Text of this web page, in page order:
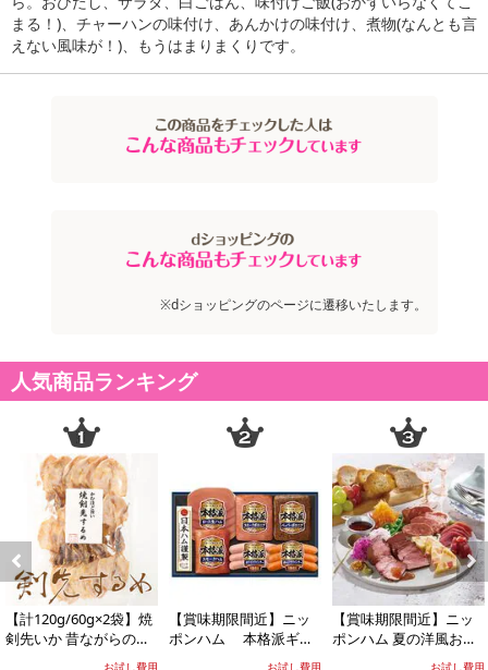
お申込みの際は 「商品情報」に記載されている「注意事項」を
必ずご確認ください。
※お申込み後のキャンセルはお受けできません。
記載されている内容を必ずご確認いただき、お届けする商品セット
また、[新たな加工食品の原料原産地表示制度]の経過措置期間の終
によるお申込み後のキャンセル・返品交換は対応いたしかねます。
【お支払いについて】
※送料はお試し費用に含まれております。
※お支払い方法は、電話料金合算払い、クレジットカード、dポイン
トの利用となります。
【発送・お届け・商品について】
※お申込み頂きました商品の同梱、お届けの日時指定はいたしかね
ます。
※会員様のご都合でお受取りいただけない場合、商品の再発送や返
まる！)、チャーハンの味付け、あんかけの味付け、煮物(なんとも言
えない風味が！)、もうはまりまくりです。
※dショッピングのページに遷移いたします。
人気商品ランキング
Previous
【計120g/60g×2袋】焼
剣先いか 昔ながらのお
つまみ珍味 イカ好きに
お試し費用
【賞味期限間近】ニッ
ポンハム 本格派ギフ
お試し費用
【賞味期限間近】ニッ
ポンハム 夏の洋風おつ
お試し費用
Next